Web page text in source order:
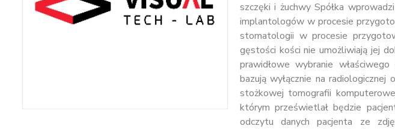
szczęki i żuchwy Spółka
implantologów w procesie
stomatologii w procesie
gęstości kości nie umożliwiają jej
prawidłowe wybranie
bazują wyłącznie na
stożkowej tomografii
którym prześwietlał będzie
odczytu danych pacjenta ze